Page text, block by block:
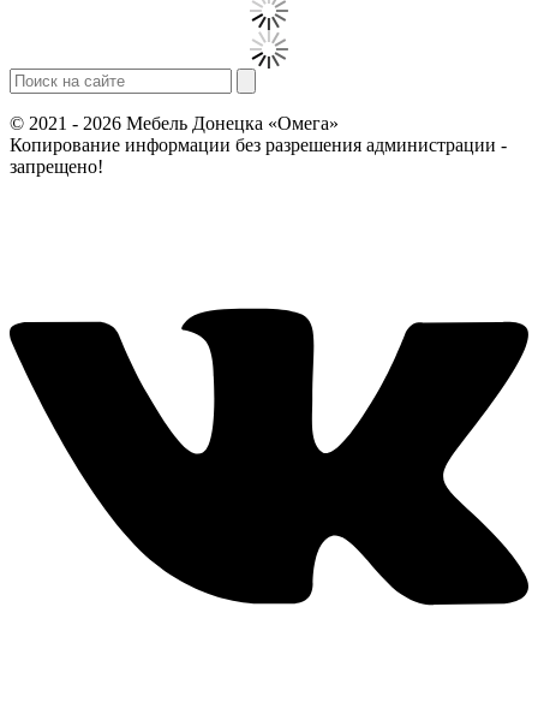
© 2021 - 2026 Мебель Донецка «Омега»
Копирование информации без разрешения администрации -
запрещено!